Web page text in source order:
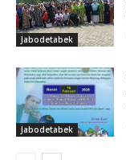
Jabodetabek
Jabodetabek